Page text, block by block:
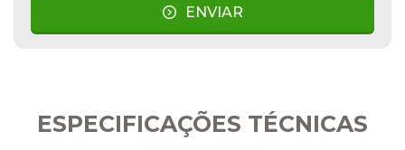
ENVIAR
ESPECIFICAÇÕES TÉCNICAS